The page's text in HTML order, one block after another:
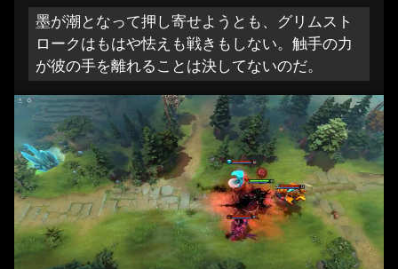
墨が潮となって押し寄せようとも、グリムスト
ロークはもはや怯えも戦きもしない。触手の力
が彼の手を離れることは決してないのだ。